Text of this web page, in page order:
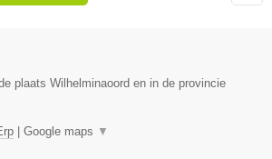
plaats Wilhelminaoord en in de provincie
Google maps ▼